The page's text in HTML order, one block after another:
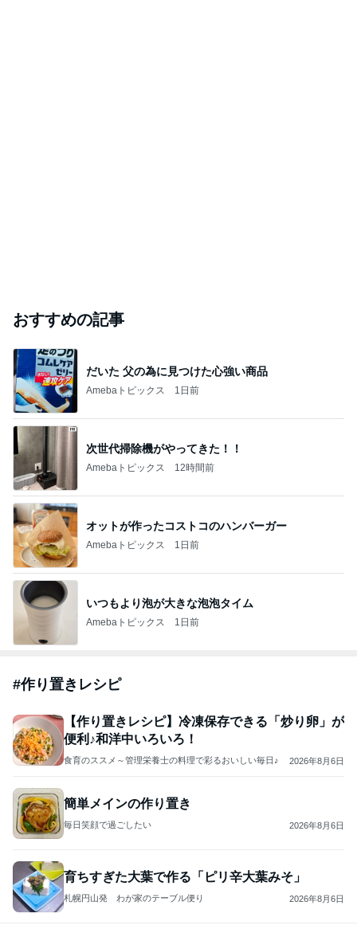
おすすめの記事
だいた 父の為に見つけた心強い商品
Amebaトピックス 1日前
次世代掃除機がやってきた！！
Amebaトピックス 12時間前
オットが作ったコストコのハンバーガー
Amebaトピックス 1日前
いつもより泡が大きな泡泡タイム
Amebaトピックス 1日前
#作り置きレシピ
【作り置きレシピ】冷凍保存できる「炒り卵」が
便利♪和洋中いろいろ！
食育のススメ～管理栄養士の料理で彩るおいしい毎日♪ 2026年8月6日
簡単メインの作り置き
毎日笑顔で過ごしたい 2026年8月6日
育ちすぎた大葉で作る「ピリ辛大葉みそ」
札幌円山発 わが家のテーブル便り 2026年8月6日